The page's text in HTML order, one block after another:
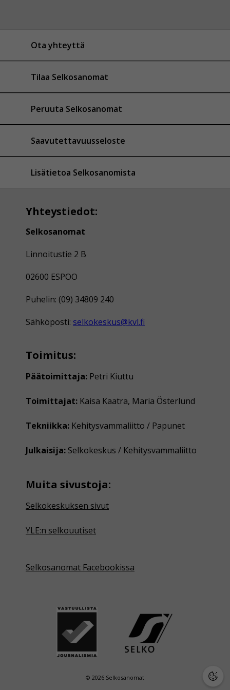
Ota yhteyttä
Tilaa Selkosanomat
Peruuta Selkosanomat
Saavutettavuusseloste
Lisätietoa Selkosanomista
Yhteystiedot:
Selkosanomat
Linnoitustie 2 B
02600 ESPOO
Puhelin: (09) 34809 240
Sähköposti: selkokeskus@kvl.fi
Toimitus:
Päätoimittaja: Petri Kiuttu
Toimittajat: Kaisa Kaatra, Maria Österlund
Tekniikka: Kehitysvammaliitto / Papunet
Julkaisija: Selkokeskus / Kehitysvammaliitto
Muita sivustoja:
Selkokeskuksen sivut
YLE:n selkouutiset
Selkosanomat Facebookissa
© 2026 Selkosanomat